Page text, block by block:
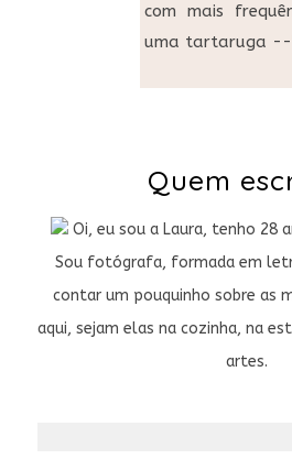
com mais
uma tartaruga --'
Quem
Oi, eu sou a Laura, tenho 28
Sou fotógrafa, formada em
contar um pouquinho sobre as
aqui, sejam elas na cozinha, na
artes.